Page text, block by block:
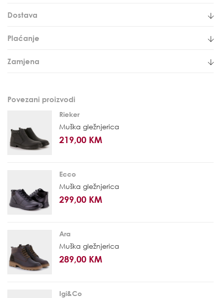
Dostava
Plaćanje
Zamjena
Povezani proizvodi
Rieker
Muška gležnjerica
219,00 KM
Ecco
Muška gležnjerica
299,00 KM
Ara
Muška gležnjerica
289,00 KM
Igi&Co